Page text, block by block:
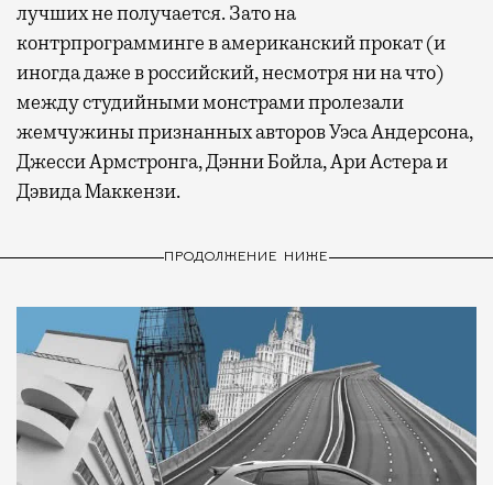
лучших не получается. Зато на
контрпрограмминге в американский прокат (и
иногда даже в российский, несмотря ни на что)
между студийными монстрами пролезали
жемчужины признанных авторов Уэса Андерсона,
Джесси Армстронга, Дэнни Бойла, Ари Астера и
Дэвида Маккензи.
ПРОДОЛЖЕНИЕ НИЖЕ